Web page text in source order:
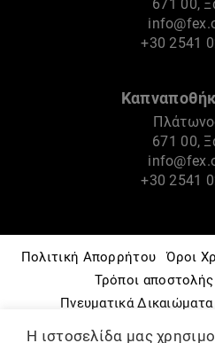
671 00,
+30 2541
671 00,
+30 2541
Πολιτική Απορρήτου Όροι
Τρόποι αποστολής
Πνευματικά Δικαιώματα
Μουσείο – Ιστορία
Η ιστοσελίδα μας